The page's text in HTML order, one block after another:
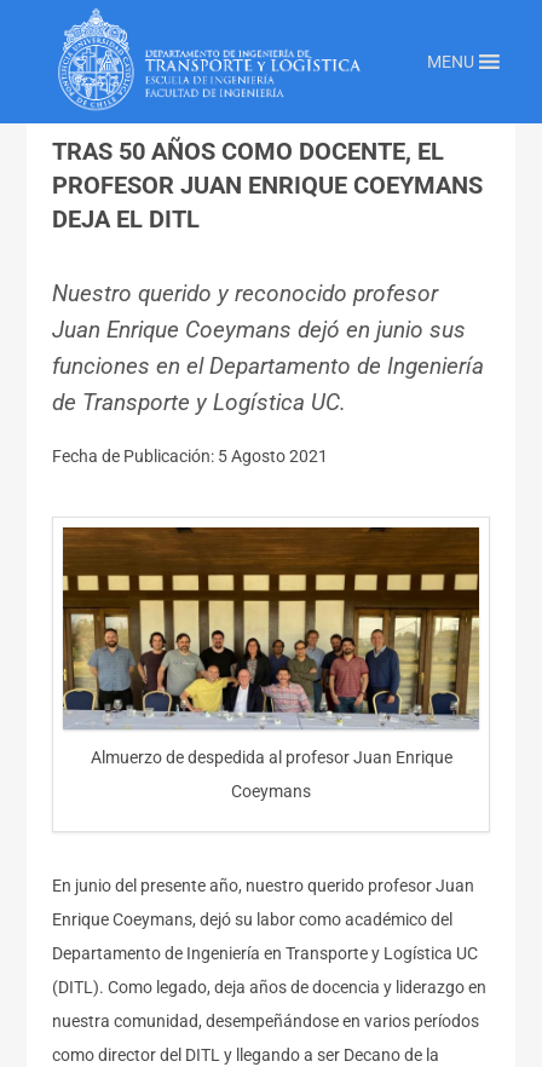
MENU
» Transporte Y Logistica
Enrique Coeymans Deja El Ditl
TRAS 50 AÑOS COMO DOCENTE, EL
PROFESOR JUAN ENRIQUE COEYMANS
DEJA EL DITL
Nuestro querido y reconocido profesor
Juan Enrique Coeymans dejó en junio sus
funciones en el Departamento de Ingeniería
de Transporte y Logística UC.
Fecha de Publicación: 5 Agosto 2021
Almuerzo de despedida al profesor Juan Enrique
Coeymans
En junio del presente año, nuestro querido profesor Juan
Enrique Coeymans, dejó su labor como académico del
Departamento de Ingeniería en Transporte y Logística UC
(DITL). Como legado, deja años de docencia y liderazgo en
nuestra comunidad, desempeñándose en varios períodos
como director del DITL y llegando a ser Decano de la